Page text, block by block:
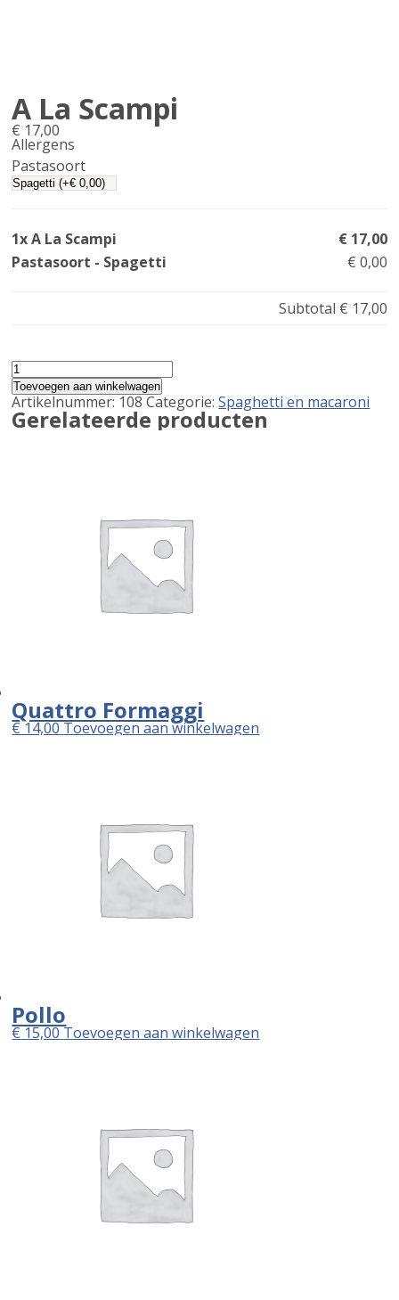
A La Scampi
€ 17,00
Allergens
Product
allergen
Pastasoort
1x A La Scampi
€ 17,00
Pastasoort - Spagetti
€ 0,00
Subtotal € 17,00
A
La
Scampi
aantal
Toevoegen aan winkelwagen
Artikelnummer: 108 Categorie:Spaghetti en macaroni
Gerelateerde producten
Quattro Formaggi
€14,00Toevoegen aan winkelwagen
Pollo
€15,00Toevoegen aan winkelwagen